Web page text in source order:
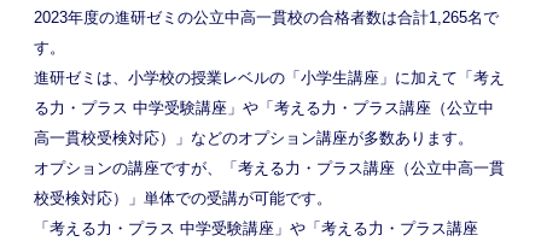
2023年度の進研ゼミの公立中高一貫校の合格者数は合計1,265名で
す。
進研ゼミは、小学校の授業レベルの「小学生講座」に加えて「考え
る力・プラス 中学受験講座」や「考える力・プラス講座（公立中
高一貫校受検対応）」などのオプション講座が多数あります。
オプションの講座ですが、「考える力・プラス講座（公立中高一貫
校受検対応）」単体での受講が可能です。
「考える力・プラス 中学受験講座」や「考える力・プラス講座